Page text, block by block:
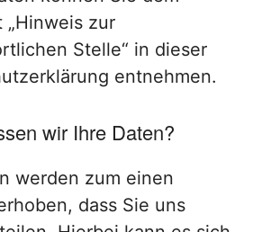
„Hinweis zur
Stelle“ in dieser
entnehmen.
wir Ihre Daten?
werden zum einen
dass Sie uns